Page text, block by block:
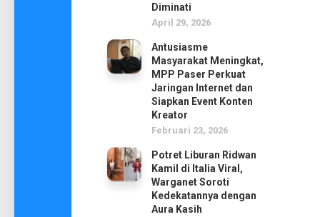
Diminati
April 29, 2026
Antusiasme
Masyarakat Meningkat,
MPP Paser Perkuat
Jaringan Internet dan
Siapkan Event Konten
Kreator
Februari 23, 2026
Potret Liburan Ridwan
Kamil di Italia Viral,
Warganet Soroti
Kedekatannya dengan
Aura Kasih